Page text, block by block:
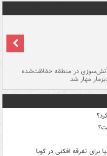
در منطقه حفاظت‌شده
مهار شد
برای تفرقه افکنی در کوبا